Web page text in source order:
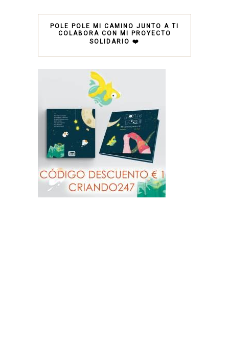
POLE POLE MI CAMINO JUNTO A TI
COLABORA CON MI PROYECTO
SOLIDARIO ❤️